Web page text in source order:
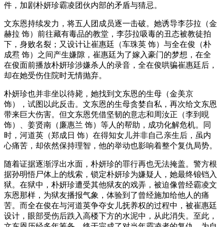
件，加剧朴妍珍霸凌团伙内部的矛盾与猜忌。
文东恩持续发力，将五人团成员逐一击破。她诱导李莎拉（金
赫拉 饰）前往藏有毒品的教堂，李莎拉吸毒的丑态被教徒拍
下，身败名裂；又设计让崔惠廷（车珠英 饰）与全在俊（朴
成焄 饰）之间产生嫌隙，崔惠廷为了嫁入豪门的梦想，在全
在俊面前播放朴妍珍涉嫌杀人的录音，全在俊哄骗崔惠廷后，
却在她受伤住院时无情抛弃。
朴妍珍也并非坐以待毙，她找到文东恩的生母（金美京
饰），试图以此反击。文东恩的生母贪婪自私，再次给文东恩
带来巨大伤害。但文东恩凭借坚韧的意志和周汝正（李到晛
饰）、姜贤南（廉惠兰 饰）等人的帮助，成功化解危机。同
时，河道英（郑成日 饰）在得知女儿并非自己亲生后，虽内
心痛苦，却依然保持理智，他的举动也影响着整个复仇局势。
随着证据逐渐浮出水面，朴妍珍的罪行再也无法掩盖。警方根
据孙明悟尸体上的线索，锁定朴妍珍为嫌疑人，她最终锒铛入
狱。在狱中，朴妍珍遭受其他狱友的戏弄，被迫像曾经霸凌文
东恩那样，为狱友播报气象，体验到了曾经施加给他人的痛
苦。而全在俊在与河道英争夺女儿抚养权的过程中，被崔惠廷
设计，眼部受伤后跌入高楼下方的水泥中，从此消失。至此，